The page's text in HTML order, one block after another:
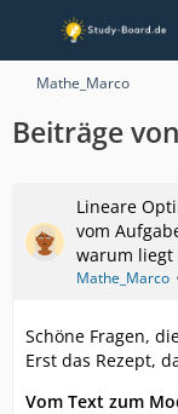
Mathe_Marco
Beiträge
Lineare
vom
warum liegt
Mathe_Marco
Schöne Fragen,
Erst das Rezept,
Vom Text zum